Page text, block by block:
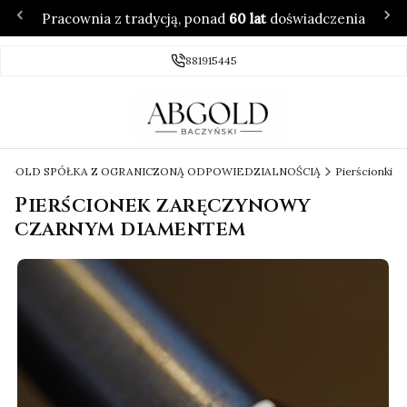
Pracownia z tradycją, ponad 60 latdoświadczenia
881915445
SPÓŁKA Z OGRANICZONĄ ODPOWIEDZIALNOŚCIĄ Pierścionki
Pierścionek zaręczynowy
czarnym diamentem